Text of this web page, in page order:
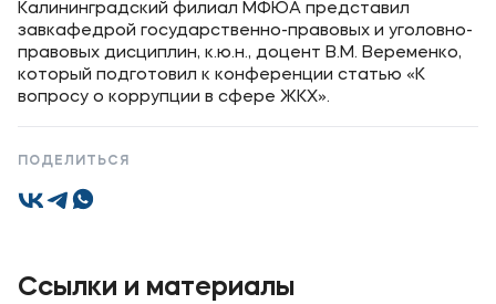
+7 (800) 200-80-66
Полезное
Об образовательной организации
Банковские реквизиты
Калининградский филиал МФЮА представил
завкафедрой государственно-правовых и уголовно-
правовых дисциплин, к.ю.н., доцент В.М. Веременко,
который подготовил к конференции статью «К
вопросу о коррупции в сфере ЖКХ».
ПОДЕЛИТЬСЯ
Ссылки и материалы